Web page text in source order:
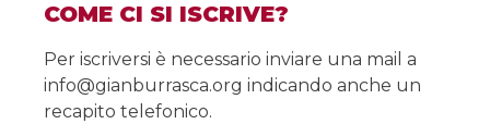
COME CI SI ISCRIVE?
Per iscriversi è necessario inviare una mail a
info@gianburrasca.org indicando anche un
recapito telefonico.